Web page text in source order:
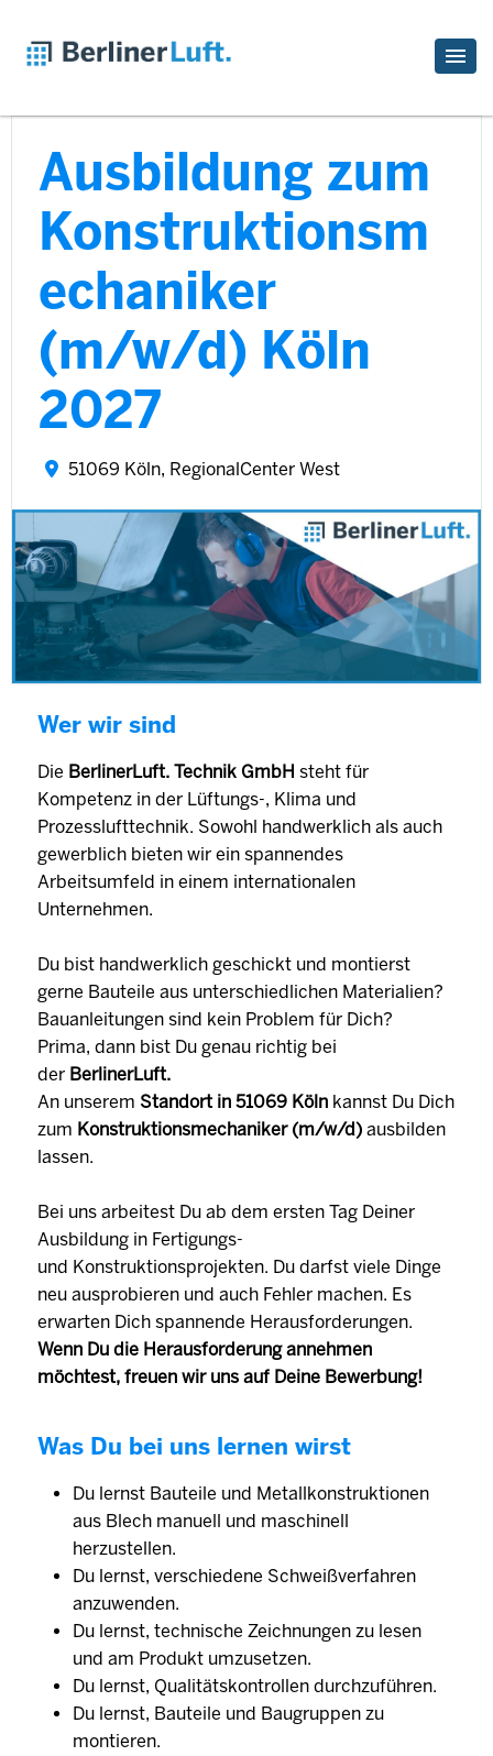
Ausbildung zum
Konstruktionsm
echaniker
(m/w/d) Köln
2027
51069 Köln, RegionalCenter West
Wer wir sind
Die BerlinerLuft. Technik GmbH steht für
Kompetenz in der Lüftungs-, Klima und
Prozesslufttechnik. Sowohl handwerklich als auch
gewerblich bieten wir ein spannendes
Arbeitsumfeld in einem internationalen
Unternehmen.
Du bist handwerklich geschickt und montierst
gerne Bauteile aus unterschiedlichen Materialien?
Bauanleitungen sind kein Problem für Dich?
Prima, dann bist Du genau richtig bei
der BerlinerLuft.
An unserem Standort in 51069 Köln kannst Du Dich
zum Konstruktionsmechaniker (m/w/d) ausbilden
lassen.
Bei uns arbeitest Du ab dem ersten Tag Deiner
Ausbildung in Fertigungs-
und Konstruktionsprojekten. Du darfst viele Dinge
neu ausprobieren und auch Fehler machen. Es
erwarten Dich spannende Herausforderungen.
Wenn Du die Herausforderung annehmen
möchtest, freuen wir uns auf Deine Bewerbung!
Was Du bei uns lernen wirst
Du lernst Bauteile und Metallkonstruktionen
aus Blech manuell und maschinell
herzustellen.
Du lernst, verschiedene Schweißverfahren
anzuwenden.
Du lernst, technische Zeichnungen zu lesen
und am Produkt umzusetzen.
Du lernst, Qualitätskontrollen durchzuführen.
Du lernst, Bauteile und Baugruppen zu
montieren.